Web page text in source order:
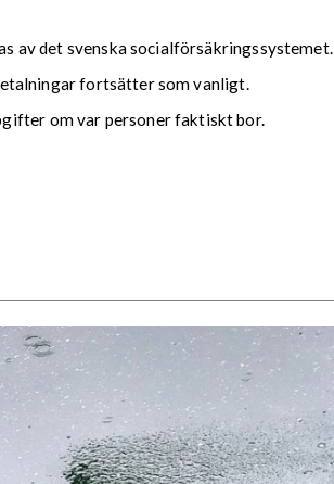
av det svenska socialförsäkringssystemet.
fortsätter som vanligt.
om var personer faktiskt bor.